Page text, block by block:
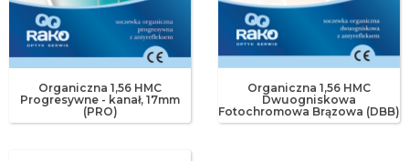
Organiczna 1,56 HMC
Progresywne - kanał‚ 17mm
(PRO)
Organiczna 1,56 HMC
Dwuogniskowa
Fotochromowa Brązowa (DBB)